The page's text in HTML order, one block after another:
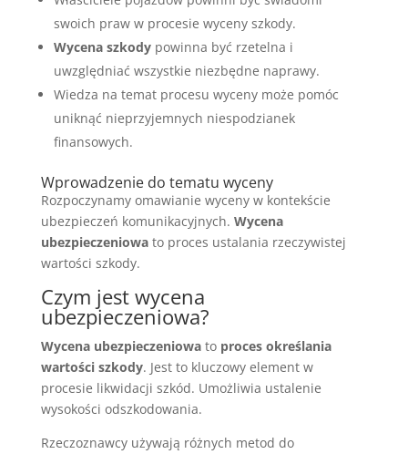
swoich praw w procesie wyceny szkody.
Wycena szkodypowinna być rzetelna i
uwzględniać wszystkie niezbędne naprawy.
Wiedza na temat procesu wyceny może pomóc
uniknąć nieprzyjemnych niespodzianek
finansowych.
Wprowadzenie do tematu wyceny
Rozpoczynamy omawianie wyceny w kontekście
ubezpieczeń komunikacyjnych. Wycena
ubezpieczeniowato proces ustalania rzeczywistej
wartości szkody.
Czym jest wycena
ubezpieczeniowa?
Wycena ubezpieczeniowato proces określania
wartości szkody. Jest to kluczowy element w
procesie likwidacji szkód. Umożliwia ustalenie
wysokości odszkodowania.
Rzeczoznawcy używają różnych metod do